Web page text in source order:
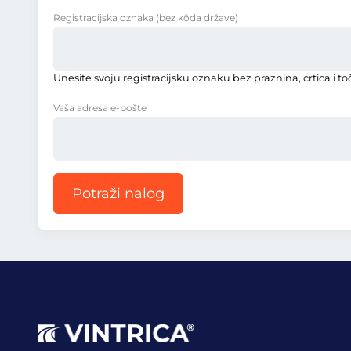
Registracijska oznaka (bez kôda države)
Unesite svoju registracijsku oznaku bez praznina, crtica i
Vaša adresa e-pošte
Potraži nalog